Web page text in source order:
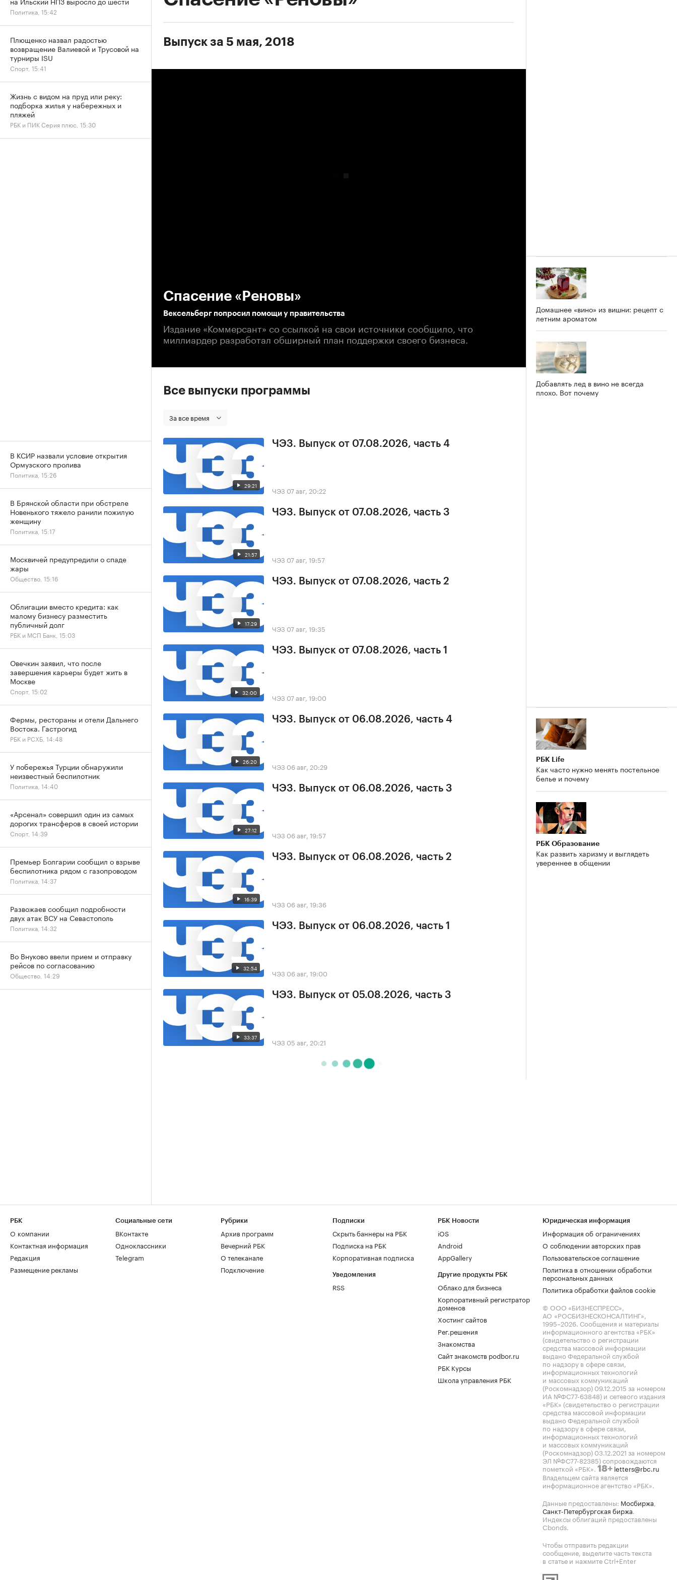
Выпуск за 5 мая, 2018
Спасение «Реновы»
Вексельберг попросил помощи у правительства
Издание «Коммерсант» со ссылкой на свои источники сообщило, что
миллиардер разработал обширный план поддержки своего бизнеса.
Все выпуски программы
За все время
29:21
ЧЭЗ. Выпуск от 07.08.2026, часть 4
ЧЭЗ 07 авг, 20:22
21:57
ЧЭЗ. Выпуск от 07.08.2026, часть 3
ЧЭЗ 07 авг, 19:57
17:29
ЧЭЗ. Выпуск от 07.08.2026, часть 2
ЧЭЗ 07 авг, 19:35
32:00
ЧЭЗ. Выпуск от 07.08.2026, часть 1
ЧЭЗ 07 авг, 19:00
26:20
ЧЭЗ. Выпуск от 06.08.2026, часть 4
ЧЭЗ 06 авг, 20:29
27:12
ЧЭЗ. Выпуск от 06.08.2026, часть 3
ЧЭЗ 06 авг, 19:57
16:39
ЧЭЗ. Выпуск от 06.08.2026, часть 2
ЧЭЗ 06 авг, 19:36
32:54
ЧЭЗ. Выпуск от 06.08.2026, часть 1
ЧЭЗ 06 авг, 19:00
33:37
ЧЭЗ. Выпуск от 05.08.2026, часть 3
ЧЭЗ 05 авг, 20:21
Домашнее «вино» из вишни: рецепт с
летним ароматом
Добавлять лед в вино не всегда
плохо. Вот почему
РБК Life
Как часто нужно менять постельное
белье и почему
РБК Образование
Как развить харизму и выглядеть
увереннее в общении
Политика, 15:42
Плющенко назвал радостью
возвращение Валиевой и Трусовой на
турниры ISU
Спорт, 15:41
Жизнь с видом на пруд или реку:
подборка жилья у набережных и
пляжей
РБК и ПИК Серия плюс, 15:30
В КСИР назвали условие открытия
Ормузского пролива
Политика, 15:26
В Брянской области при обстреле
Новенького тяжело ранили пожилую
женщину
Политика, 15:17
Москвичей предупредили о спаде
жары
Общество, 15:16
Облигации вместо кредита: как
малому бизнесу разместить
публичный долг
РБК и МСП Банк, 15:03
Овечкин заявил, что после
завершения карьеры будет жить в
Москве
Спорт, 15:02
Фермы, рестораны и отели Дальнего
Востока. Гастрогид
РБК и РСХБ, 14:48
У побережья Турции обнаружили
неизвестный беспилотник
Политика, 14:40
«Арсенал» совершил один из самых
дорогих трансферов в своей истории
Спорт, 14:39
Премьер Болгарии сообщил о взрыве
беспилотника рядом с газопроводом
Политика, 14:37
Развожаев сообщил подробности
двух атак ВСУ на Севастополь
Политика, 14:32
Во Внуково ввели прием и отправку
рейсов по согласованию
Общество, 14:29
РБК
О компании
Контактная информация
Редакция
Размещение рекламы
Социальные сети
ВКонтакте
Одноклассники
Telegram
Рубрики
Архив программ
Вечерний РБК
О телеканале
Подключение
Подписки
Скрыть баннеры на РБК
Подписка на РБК
Корпоративная подписка
Уведомления
RSS
РБК Новости
iOS
Android
AppGallery
Другие продукты РБК
Облако для бизнеса
Корпоративный регистратор
доменов
Хостинг сайтов
Рег.решения
Знакомства
Сайт знакомств podbor.ru
РБК Курсы
Школа управления РБК
Юридическая информация
Информация об ограничениях
О соблюдении авторских прав
Пользовательское соглашение
Политика в отношении обработки
персональных данных
Политика обработки файлов cookie
© ООО «БИЗНЕСПРЕСС»,
АО «РОСБИЗНЕСКОНСАЛТИНГ»,
1995–2026. Сообщения и материалы
информационного агентства «РБК»
(свидетельство о регистрации
средства массовой информации
выдано Федеральной службой
по надзору в сфере связи,
информационных технологий
и массовых коммуникаций
(Роскомнадзор) 09.12.2015 за номером
ИА №ФС77-63848) и сетевого издания
«РБК» (свидетельство о регистрации
средства массовой информации
выдано Федеральной службой
по надзору в сфере связи,
информационных технологий
и массовых коммуникаций
(Роскомнадзор) 03.12.2021 за номером
ЭЛ №ФС77-82385) сопровождаются
пометкой «РБК». 18+ letters@rbc.ru
Владельцем сайта является
информационное агентство «РБК».
Данные предоставлены: Мосбиржа,
Санкт-Петербургская биржа.
Индексы облигаций предоставлены
Cbonds.
Чтобы отправить редакции
сообщение, выделите часть текста
в статье и нажмите Ctrl+Enter